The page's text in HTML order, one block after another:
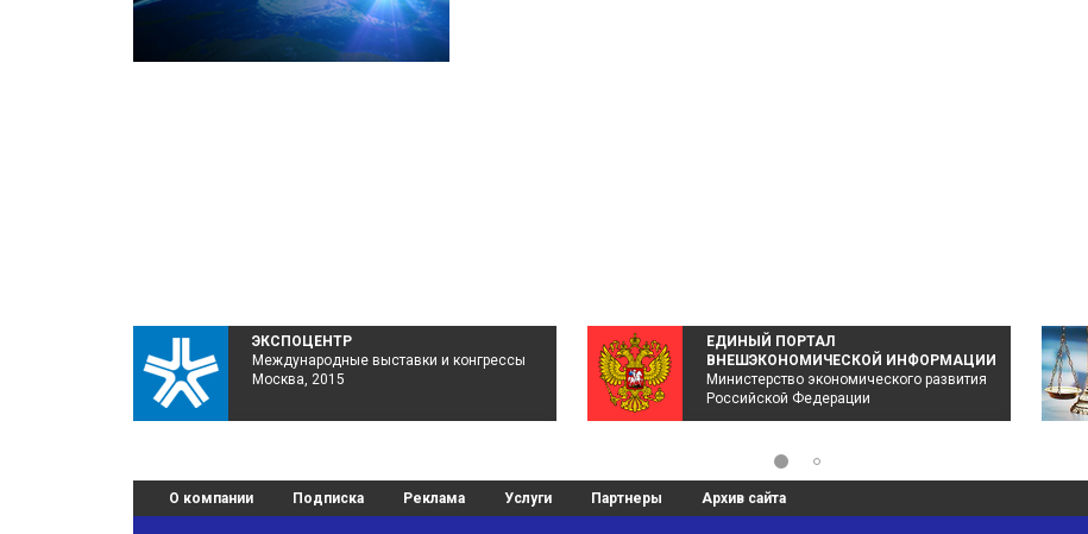
ЭКСПОЦЕНТР
Международные выставки и конгрессы
Москва, 2015
ЕДИНЫЙ ПОРТАЛ
ВНЕШЭКОНОМИЧЕСКОЙ ИНФОРМАЦИИ
Министерство экономического развития
Российской Федерации
О компании Подписка Реклама Услуги Партнеры Архив сайта